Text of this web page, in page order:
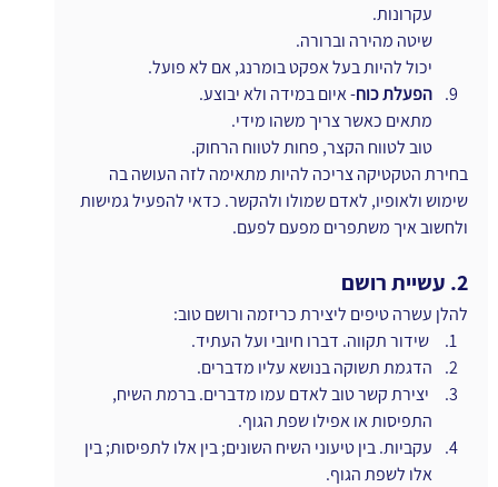
עקרונות.
שיטה מהירה וברורה.
יכול להיות בעל אפקט בומרנג, אם לא פועל.
הפעלת כוח- איום במידה ולא יבוצע.
מתאים כאשר צריך משהו מידי.
טוב לטווח הקצר, פחות לטווח הרחוק.
בחירת הטקטיקה צריכה להיות מתאימה לזה העושה בה
שימוש ולאופיו, לאדם שמולו ולהקשר. כדאי להפעיל גמישות
ולחשוב איך משתפרים מפעם לפעם.
2. עשיית רושם
להלן עשרה טיפים ליצירת כריזמה ורושם טוב:
הדגמת תשוקה בנושא עליו מדברים.
יצירת קשר טוב לאדם עמו מדברים. ברמת השיח,
התפיסות או אפילו שפת הגוף.
עקביות. בין טיעוני השיח השונים; בין אלו לתפיסות; בין
אלו לשפת הגוף.